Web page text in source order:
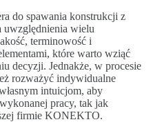
do spawania konstrukcji z
uwzględnienia wielu
terminowość i
które warto wziąć
decyzji. Jednakże, w procesie
rozważyć indywidualne
intuicjom, aby
pracy, tak jak
firmie KONEKTO.